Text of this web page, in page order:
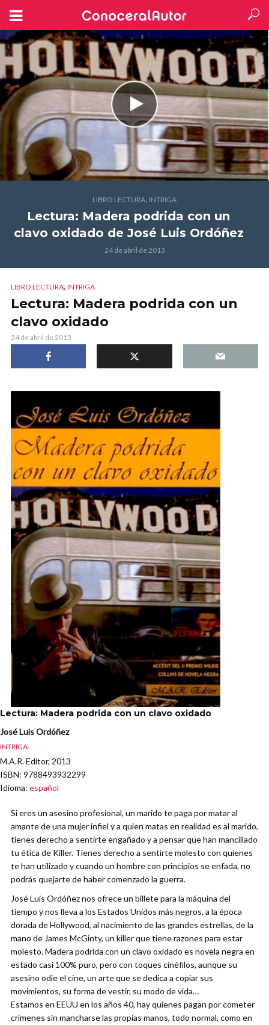
LIBRO LECTURA, INTRIGA
Lectura: Madera podrida con un
clavo oxidado de José Luis Ordóñez
24 de abril de 2013
LIBRO LECTURA, INTRIGA
Lectura: Madera podrida con un
clavo oxidado
24 de abril de 2013
Lectura: Madera podrida con un clavo oxidado
José Luis Ordóñez
INTRIGA
M.A.R. Editor, 2013
ISBN: 9788493932299
Idioma: español
Si eres un asesino profesional, un marido te paga por matar al
amante de una mujer infiel y a quien matas en realidad es al marido,
tienes derecho a sentirte engañado y a pensar que han mancillado
tu ética de Killer. Tienes derecho a sentirte molesto con quienes
te han utilizado y cuando un hombre con principios se enfada, no
podrás quejarte de haber comenzado la guerra.
José Luis Ordóñez nos ofrece un billete para la máquina del
tiempo y nos lleva a los Estados Unidos más negros, a la época
dorada de Hollywood, al nacimiento de las grandes estrellas, de la
mano de James McGinty, un killer que tiene razones para estar
molesto. Madera podrida con un clavo oxidado es novela negra en
estado casi 100% puro, pero con toques cinéfilos, aunque su
asesino odie el cine, un arte que se dedica a copiar sus
movimientos, su forma de vestir, su modo de vida…
Estamos en EEUU en los años 40, hay quienes pagan por cometer
crímenes sin mancharse las propias manos, todo normal, como en